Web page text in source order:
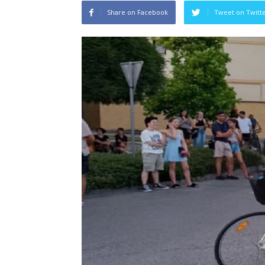
Share on Facebook Tweet on